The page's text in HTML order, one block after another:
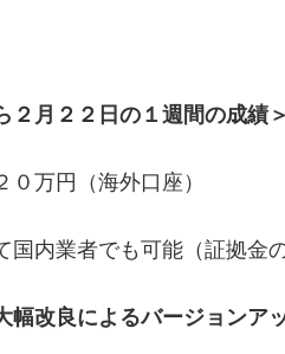
２月２２日の１週間の成績
万円（海外口座）
国内業者でも可能（証拠金
幅改良によるバージョンア